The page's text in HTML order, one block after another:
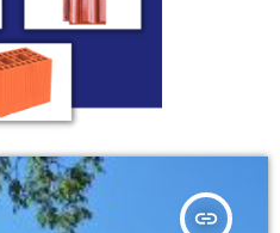
insert_link